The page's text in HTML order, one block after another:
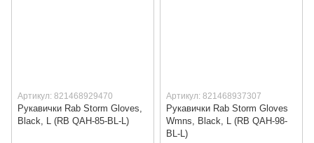
Артикул: 821468929470
Рукавички Rab Storm Gloves,
Black, L (RB QAH-85-BL-L)
Артикул: 821468937307
Рукавички Rab Storm Gloves
Wmns, Black, L (RB QAH-98-
BL-L)